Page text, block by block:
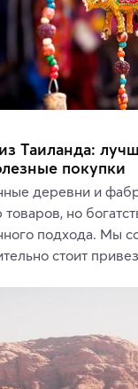
Таиланда:
покупки
деревни и
но
подхода. Мы
стоит
украшения,